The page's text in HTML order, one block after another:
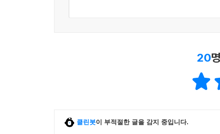
20
클린봇이 부적절한 글을 감지 중입니다.